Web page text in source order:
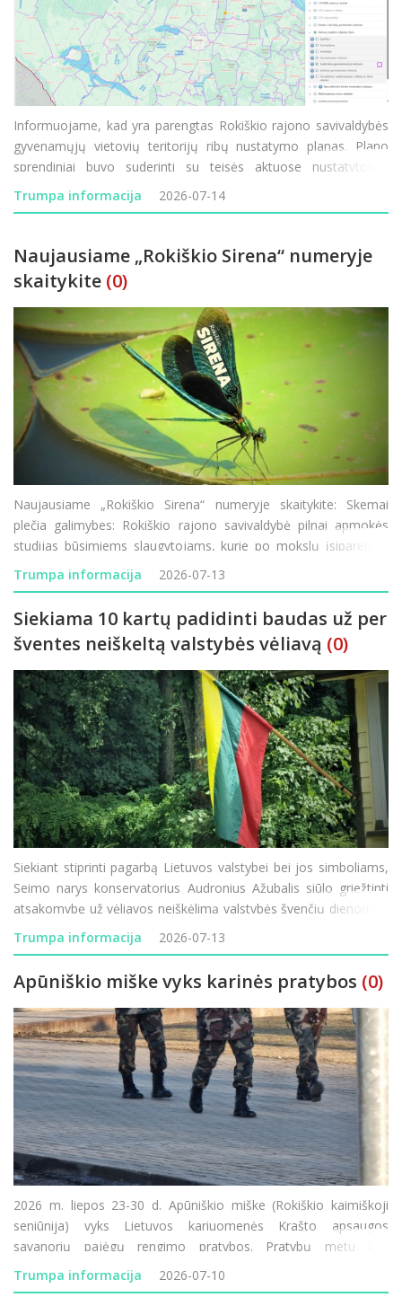
Informuojame, kad yra parengtas Rokiškio rajono savivaldybės
gyvenamųjų vietovių teritorijų ribų nustatymo planas. Plano
sprendiniai buvo suderinti su teisės aktuose nustatytomis
institucijomis. Su parengto plano sprendiniais ir suderintomis
gyvenamųjų vietovių teritorijų ribomis visuomenė g
Trumpa informacija 2026-07-14
Naujausiame „Rokiškio Sirena“ numeryje
skaitykite (0)
Naujausiame „Rokiškio Sirena“ numeryje skaitykite: Skemai
plečia galimybes: Rokiškio rajono savivaldybė pilnai apmokės
studijas būsimiems slaugytojams, kurie po mokslų įsipareigos
dirbti Skemų socialinės globos namuose. Puiki proga norintiems
studijuoti ar persikvalifiku
Trumpa informacija 2026-07-13
Siekiama 10 kartų padidinti baudas už per
šventes neiškeltą valstybės vėliavą (0)
Siekiant stiprinti pagarbą Lietuvos valstybei bei jos simboliams,
Seimo narys konservatorius Audronius Ažubalis siūlo griežtinti
atsakomybę už vėliavos neiškėlimą valstybės švenčių dienomis.
Administracinių nusižengimų kodekso (ANK) pakeitimo projektą
įregistravęs parlament
Trumpa informacija 2026-07-13
Apūniškio miške vyks karinės pratybos (0)
2026 m. liepos 23-30 d. Apūniškio miške (Rokiškio kaimiškoji
seniūnija) vyks Lietuvos kariuomenės Krašto apsaugos
savanorių pajėgų rengimo pratybos. Pratybų metu bus
naudojami ginklai, imitaciniai šaudmenys, dūminė ir garsinė
pirotechnika, judės karinė tech
Trumpa informacija 2026-07-10